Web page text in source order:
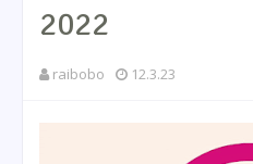
2022
raibobo 12.3.23